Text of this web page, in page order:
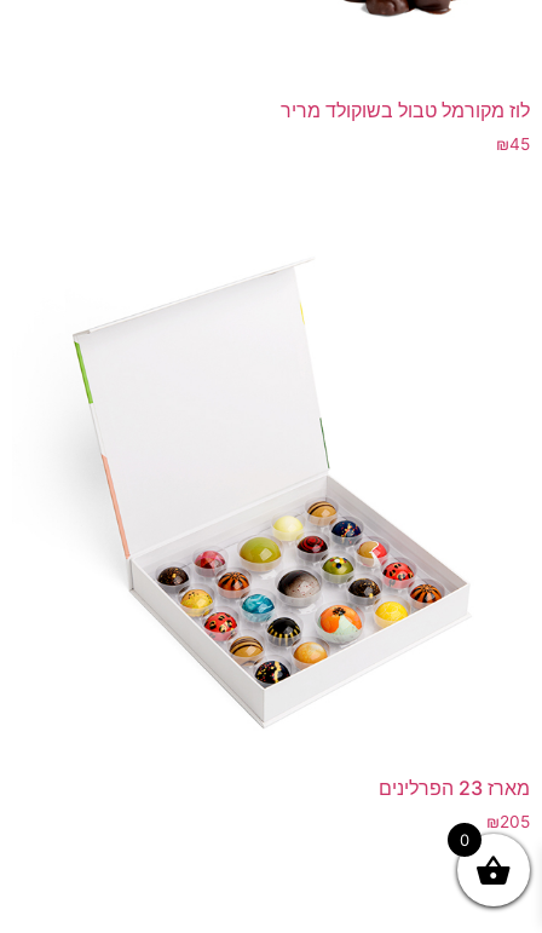
לוז מקורמל טבול בשוקולד מריר
₪45
מארז 23 הפרלינים
₪205
0